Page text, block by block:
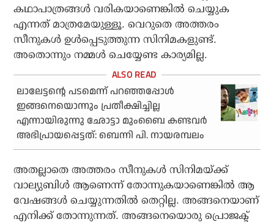
കഥാപാത്രങ്ങള്‍ വരികയാണെങ്കില്‍ ചെയ്യുക
എന്നത് മാത്രമേയുള്ളൂ. വെറുതെ അത്തരം
സീനുകള്‍ ഉള്‍പ്പെടുത്തുന്ന സിനിമകളുണ്ട്.
അതൊന്നും നമ്മള്‍ ചെയ്യേണ്ട കാര്യമില്ല.
ലാലേട്ടന്റെ പടമെന്ന് പറഞ്ഞപ്പോള്‍
ഇങ്ങനെയൊന്നും പ്രതീക്ഷിച്ചില്ല
എന്നായിരുന്നു ഛോട്ടാ മുംബൈ കണ്ടവര്‍
അഭിപ്രായപ്പെട്ടത്: ബെന്നി പി. നായരമ്പലം
അതല്ലാതെ അത്തരം സീനുകള്‍ സിനിമയ്ക്ക്
വാല്യുബിള്‍ ആണെന്ന് തോന്നുകയാണെങ്കില്‍ ആ
വേഷങ്ങള്‍ ചെയ്യുന്നതില്‍ തെറ്റില്ല. അങ്ങനെയാണ്
എനിക്ക് തോന്നുന്നത്. അങ്ങനെയൊരു പ്രൊജക്ട്